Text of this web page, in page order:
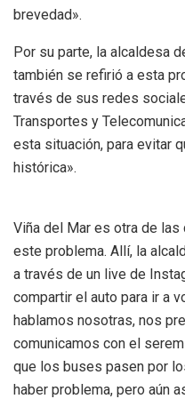
brevedad».
Por su parte, la alcaldesa
también se refirió a esta
través de sus redes
Transportes y
esta situación, para evitar
histórica».
Viña del Mar es otra de
este problema. Allí, la
a través de un live de
compartir el auto para ir a
hablamos nosotras, nos
comunicamos con el
que los buses pasen por
haber problema, pero aún